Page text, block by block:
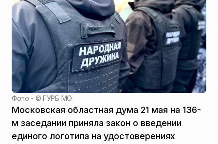
Фото - ©ГУРБ МО
Московская областная дума 21 мая на 136-
м заседании приняла закон о введении
единого логотипа на удостоверениях